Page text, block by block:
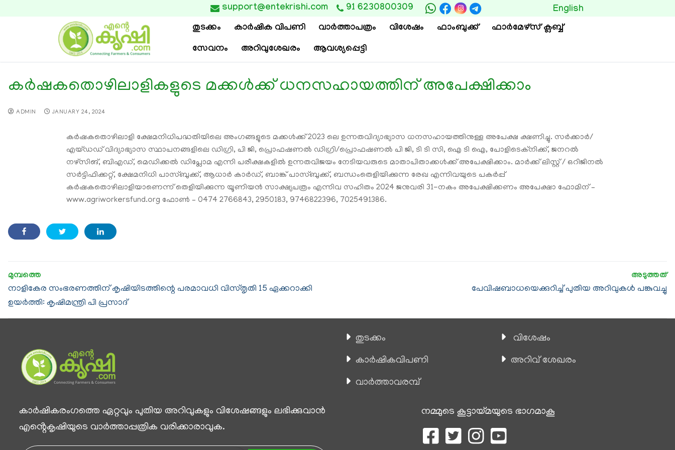
 support@entekrishi.com 91 6230800309
തുടക്കം കാര്‍ഷിക വിപണി വാ‍ർത്താപത്രം വിശേഷം ഫാംബുക്ക്
ഫാര്‍മേഴ്സ് ക്ലബ്ബ്
സേവനം
അറിവുശേഖരം ആവശ്യപ്പെട്ടി
English
കര്‍ഷകതൊഴിലാളികളുടെ മക്കള്‍ക്ക് ധനസഹായത്തിന് അപേക്ഷിക്കാം
ADMIN JANUARY 24, 2024
കര്‍ഷകതൊഴിലാളി ക്ഷേമനിധിപദ്ധതിയിലെ അംഗങ്ങളുടെ മക്കള്‍ക്ക് 2023 ലെ ഉന്നതവിദ്യാഭ്യാസ ധനസഹായത്തിനുള്ള അപേക്ഷ ക്ഷണിച്ചു. സര്‍ക്കാര്‍/
എയ്ഡഡ് വിദ്യാഭ്യാസ സ്ഥാപനങ്ങളിലെ ഡിഗ്രി, പി ജി, പ്രൊഫഷണല്‍ ഡിഗ്രി/പ്രൊഫഷണല്‍ പി ജി, ടി ടി സി, ഐ ടി ഐ, പോളിടെക്നിക്ക്, ജനറല്‍
നഴ്‌സിങ്, ബിഎഡ്, മെഡിക്കല്‍ ഡിപ്ലോമ എന്നി പരീക്ഷകളില്‍ ഉന്നതവിജയം നേടിയവരുടെ മാതാപിതാക്കള്‍ക്ക് അപേക്ഷിക്കാം. മാര്‍ക്ക് ലിസ്റ്റ് / ഒറിജിനല്‍
സര്‍ട്ടിഫിക്കറ്റ്, ക്ഷേമനിധി പാസ്ബുക്ക്, ആധാര്‍ കാര്‍ഡ്, ബാങ്ക് പാസ്ബുക്ക്, ബന്ധംതെളിയിക്കുന്ന രേഖ എന്നിവയുടെ പകര്‍പ്പ്
കര്‍ഷകതൊഴിലാളിയാണെന്ന് തെളിയിക്കുന്ന യൂണിയന്‍ സാക്ഷ്യപത്രം എന്നിവ സഹിതം 2024 ജനുവരി 31-നകം അപേക്ഷിക്കണം അപേക്ഷാ ഫോമിന് –
www.agriworkersfund.org ഫോണ്‍ – 0474 2766843, 2950183, 9746822396, 7025491386.
നാളികേര സംഭരണത്തിന് കൃഷിയിടത്തിന്റെ പരമാവധി വിസ്തൃതി 15 ഏക്കറാക്കി
ഉയർത്തി: കൃഷിമന്ത്രി പി പ്രസാദ്
പേവിഷബാധയെക്കുറിച്ച് പുതിയ അറിവുകള്‍ പങ്കുവച്ചു
കാര്‍ഷികരംഗത്തെ ഏറ്റവും പുതിയ അറിവുകളും വിശേഷങ്ങളും ലഭിക്കുവാന്‍
എൻ്റെകൃഷിയുടെ വാര്‍ത്താപ്പത്രിക വരിക്കാരാവുക.
തുടക്കം
കാ‍ർഷികവിപണി
വാര്‍ത്താവരമ്പ്
വിശേഷം
അറിവ് ശേഖരം
നമ്മുടെ കൂട്ടായ്മയുടെ ഭാഗമാകൂ